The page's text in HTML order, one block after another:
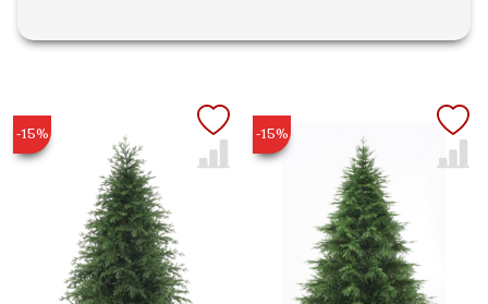
-15% -15%